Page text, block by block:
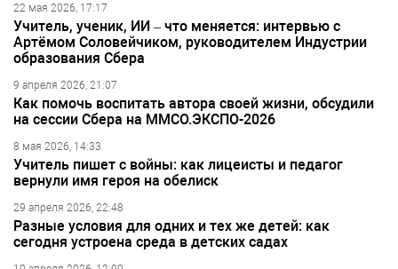
22 мая 2026, 17:17
Учитель, ученик, ИИ – что меняется: интервью с
Артёмом Соловейчиком, руководителем Индустрии
образования Сбера
9 апреля 2026, 21:07
Как помочь воспитать автора своей жизни, обсудили
на сессии Сбера на ММСО.ЭКСПО-2026
8 мая 2026, 14:33
Учитель пишет с войны: как лицеисты и педагог
вернули имя героя на обелиск
29 апреля 2026, 22:48
Разные условия для одних и тех же детей: как
сегодня устроена среда в детских садах